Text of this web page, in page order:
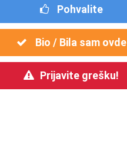
Pohvalite
Bio / Bila sam ovde
Prijavite grešku!